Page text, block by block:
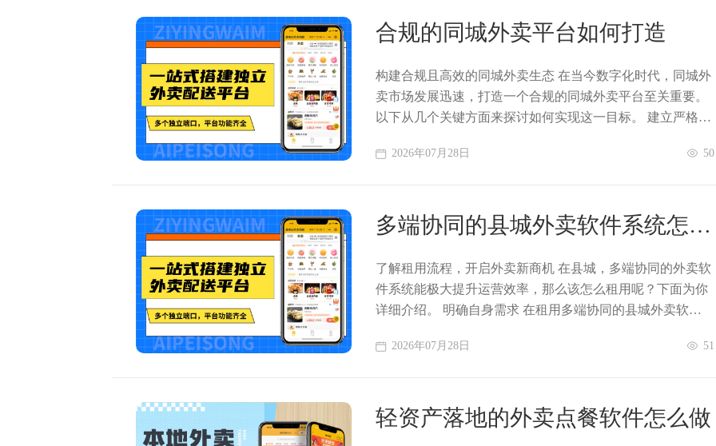
合规的同城外卖平台如何打造
构建合规且高效的同城外卖生态 在当今数字化时代，同城外
卖市场发展迅速，打造一个合规的同城外卖平台至关重要。
以下从几个关键方面来探讨如何实现这一目标。 建立严格资
2026年07月28日 50
多端协同的县城外卖软件系统怎么
租用
了解租用流程，开启外卖新商机 在县城，多端协同的外卖软
件系统能极大提升运营效率，那么该怎么租用呢？下面为你
详细介绍。 明确自身需求 在租用多端协同的县城外卖软件系
2026年07月28日 51
轻资产落地的外卖点餐软件怎么做